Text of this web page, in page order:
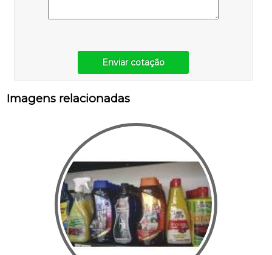
Enviar cotação
Imagens relacionadas